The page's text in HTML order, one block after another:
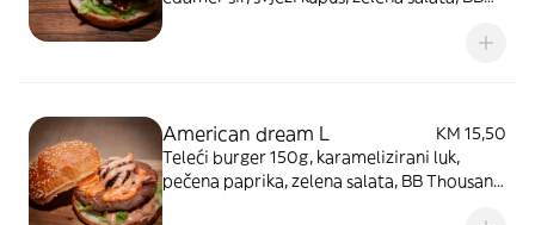
American dream L
KM 15,50
Teleći burger 150g, karamelizirani luk,
pečena paprika, zelena salata, BB Thousand